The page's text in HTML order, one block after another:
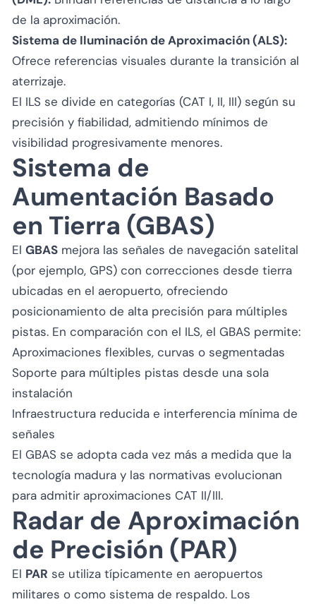
de la aproximación.
Sistema de Iluminación de Aproximación (ALS):
Ofrece referencias visuales durante la transición al
aterrizaje.
El ILS se divide en categorías (CAT I, II, III) según su
precisión y fiabilidad, admitiendo mínimos de
visibilidad progresivamente menores.
Sistema de
Aumentación Basado
en Tierra (GBAS)
El GBAS mejora las señales de navegación satelital
(por ejemplo, GPS) con correcciones desde tierra
ubicadas en el aeropuerto, ofreciendo
posicionamiento de alta precisión para múltiples
pistas. En comparación con el ILS, el GBAS permite:
Aproximaciones flexibles, curvas o segmentadas
Soporte para múltiples pistas desde una sola
instalación
Infraestructura reducida e interferencia mínima de
señales
El GBAS se adopta cada vez más a medida que la
tecnología madura y las normativas evolucionan
para admitir aproximaciones CAT II/III.
Radar de Aproximación
de Precisión (PAR)
El PAR se utiliza típicamente en aeropuertos
militares o como sistema de respaldo. Los